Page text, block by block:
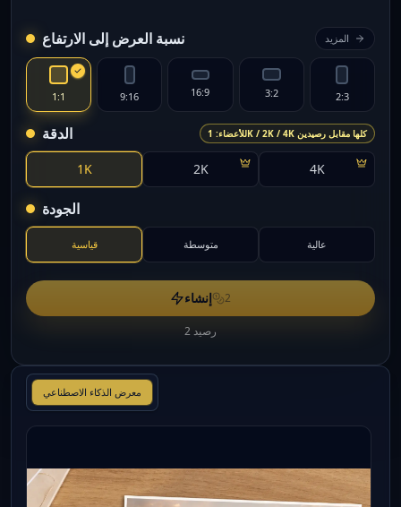
نسبة العرض إلى الارتفاع المزيد
1:1 9:16 16:9 3:2 2:3
الدقة للأعضاء: 1K / 2K / 4K كلها مقابل رصيدين
1K 2K 4K
الجودة
قياسية متوسطة عالية
إنشاء 2
2 رصيد
معرض الذكاء الاصطناعي